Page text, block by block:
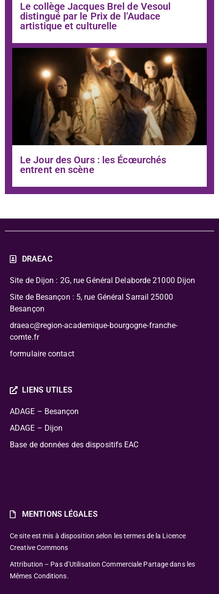
Le collège Jacques Brel de Vesoul
distingué par le Prix de l’Audace
artistique et culturelle
Le Jour des Ours : les Écœurchés
entrent en scène
DRAEAC
Site de Dijon : 2G, rue Général Delaborde 21000 Dijon
Site de Besançon : 5, rue Général Sarrail 25000
Besançon
draeac@region-academique-bourgogne-franche-
comte.fr
formulaire contact
LIENS UTILES
ADAGE – Besançon
ADAGE – Dijon
Base de données des dispositifs EAC
MENTIONS LÉGALES
Ce site est mis à disposition selon les termes de la Licence
Creative Commons
Attribution – Pas d’Utilisation Commerciale Partage dans les
Mêmes Conditions.